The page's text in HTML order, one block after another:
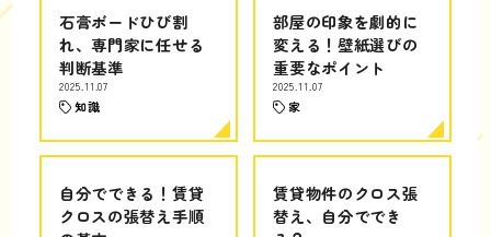
石膏ボードひび割
れ、専門家に任せる
判断基準
2025.11.07
知識
部屋の印象を劇的に
変える！壁紙選びの
重要なポイント
2025.11.07
家
自分でできる！賃貸
クロスの張替え手順
賃貸物件のクロス張
替え、自分ででき